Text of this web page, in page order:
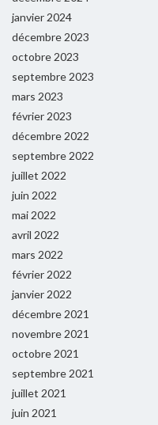
janvier 2024
décembre 2023
octobre 2023
septembre 2023
mars 2023
février 2023
décembre 2022
septembre 2022
juillet 2022
juin 2022
mai 2022
avril 2022
mars 2022
février 2022
janvier 2022
décembre 2021
novembre 2021
octobre 2021
septembre 2021
juillet 2021
juin 2021